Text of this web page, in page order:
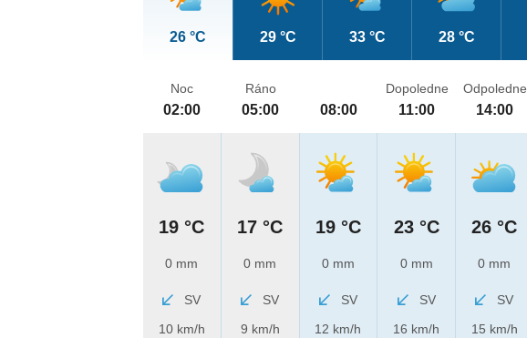
26 °C 29 °C 33 °C 28 °C
Noc
02:00
19 °C
0 mm
SV
10 km/h
Ráno
05:00
17 °C
0 mm
SV
9 km/h
08:00
19 °C
0 mm
SV
12 km/h
Dopoledne
11:00
23 °C
0 mm
SV
16 km/h
Odpoledne
14:00
26 °C
0 mm
SV
15 km/h